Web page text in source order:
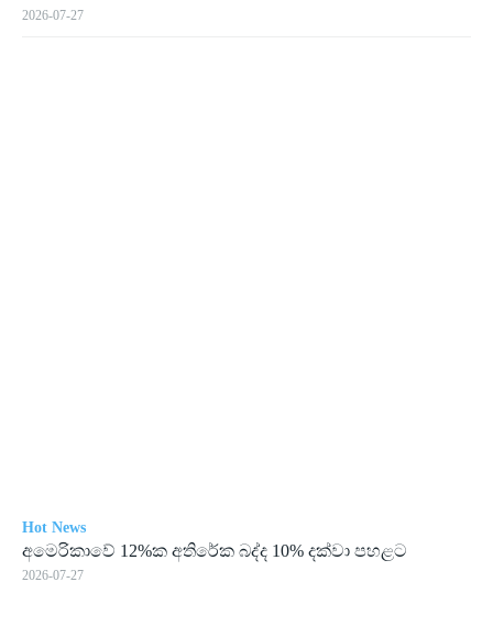
2026-07-27
Hot News
අමෙ­රි­කාවේ 12%ක අති­රේක බද්ද 10% දක්වා පහ­ළට
2026-07-27